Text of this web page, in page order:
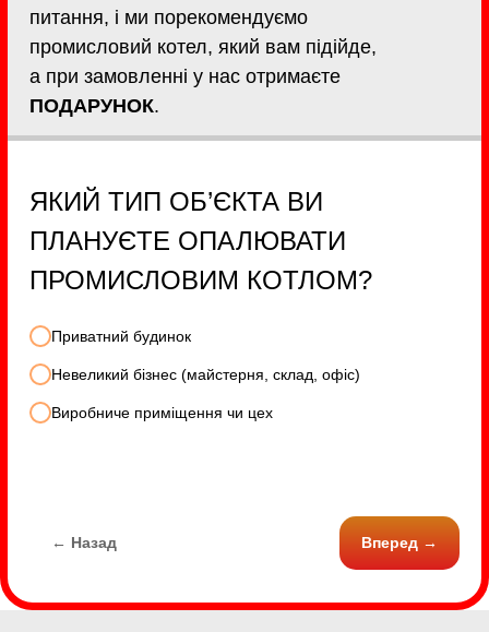
питання, і ми порекомендуємо
промисловий котел, який вам підійде,
а при замовленні у нас отримаєте
ПОДАРУНОК.
ЯКИЙ ТИП ОБ’ЄКТА ВИ
ПЛАНУЄТЕ ОПАЛЮВАТИ
ПРОМИСЛОВИМ КОТЛОМ?
Приватний будинок
Невеликий бізнес (майстерня, склад, офіс)
Виробниче приміщення чи цех
← Назад Вперед →